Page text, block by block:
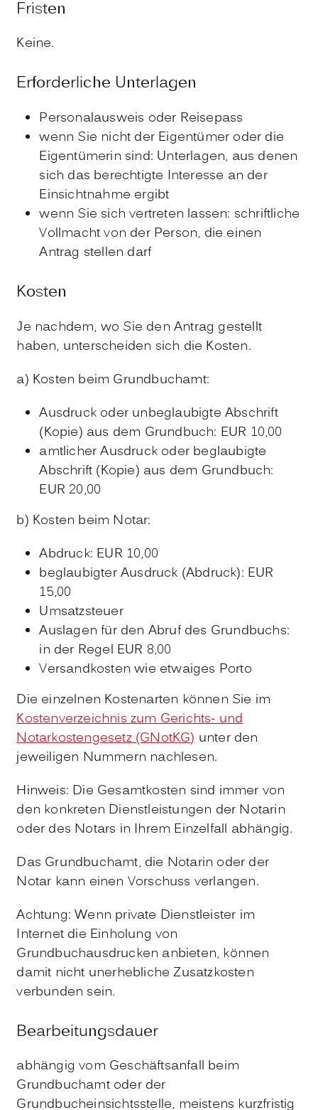
Fristen
Keine.
Erforderliche Unterlagen
Personalausweis oder Reisepass
wenn Sie nicht der Eigentümer oder die
Eigentümerin sind: Unterlagen, aus denen
sich das berechtigte Interesse an der
Einsichtnahme ergibt
wenn Sie sich vertreten lassen: schriftliche
Vollmacht von der Person, die einen
Antrag stellen darf
Kosten
Je nachdem, wo Sie den Antrag gestellt
haben, unterscheiden sich die Kosten.
a) Kosten beim Grundbuchamt:
Ausdruck oder unbeglaubigte Abschrift
(Kopie) aus dem Grundbuch: EUR 10,00
amtlicher Ausdruck oder beglaubigte
Abschrift (Kopie) aus dem Grundbuch:
EUR 20,00
b) Kosten beim Notar:
Abdruck: EUR 10,00
beglaubigter Ausdruck (Abdruck): EUR
15,00
Umsatzsteuer
Auslagen für den Abruf des Grundbuchs:
in der Regel EUR 8,00
Versandkosten wie etwaiges Porto
Die einzelnen Kostenarten können Sie im
Kostenverzeichnis zum Gerichts- und
Notarkostengesetz (GNotKG)unter den
jeweiligen Nummern nachlesen.
Hinweis: Die Gesamtkosten sind immer von
den konkreten Dienstleistungen der Notarin
oder des Notars in Ihrem Einzelfall abhängig.
Das Grundbuchamt, die Notarin oder der
Notar kann einen Vorschuss verlangen.
Achtung: Wenn private Dienstleister im
Internet die Einholung von
Grundbuchausdrucken anbieten, können
damit nicht unerhebliche Zusatzkosten
verbunden sein.
Bearbeitungsdauer
abhängig vom Geschäftsanfall beim
Grundbuchamt oder der
Grundbucheinsichtsstelle, meistens kurzfristig